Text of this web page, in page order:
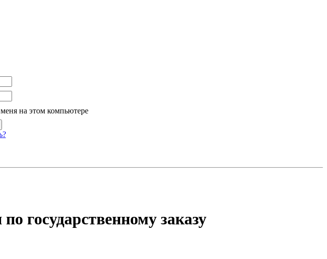
на этом компьютере
государственному заказу